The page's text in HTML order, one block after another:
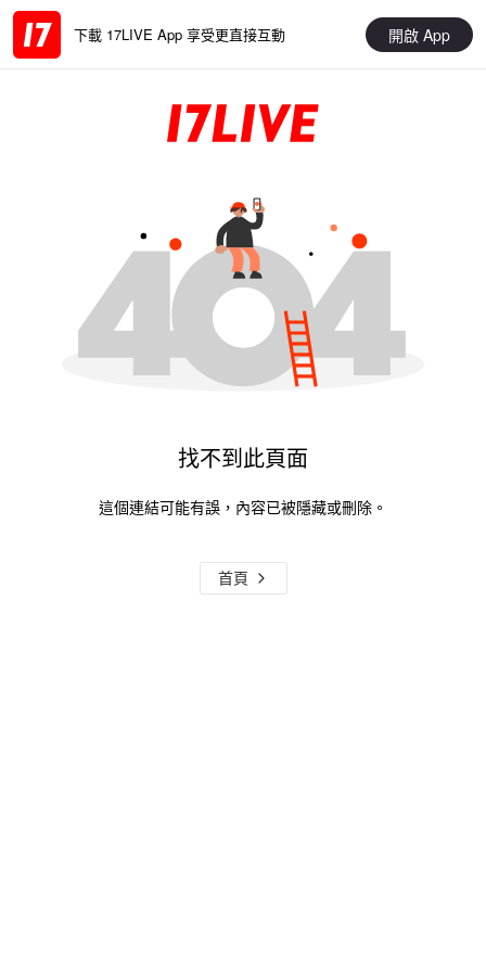
下載 17LIVE App 享受更直接互動 開啟 App
找不到此頁面
這個連結可能有誤，內容已被隱藏或刪除。
首頁